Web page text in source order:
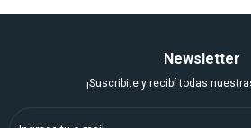
Newsletter
¡Suscribite y recibí todas